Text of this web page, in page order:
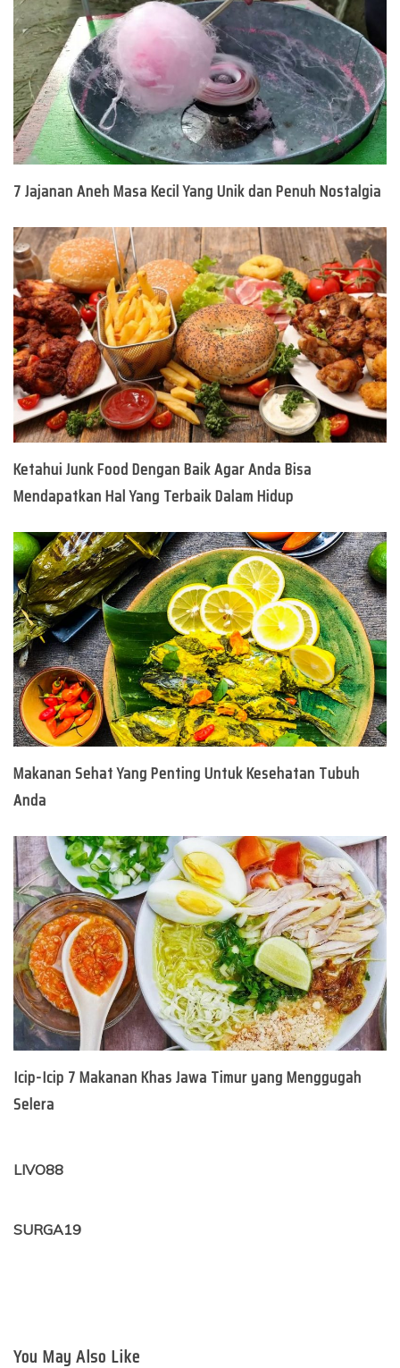
7 Jajanan Aneh Masa Kecil Yang Unik dan Penuh Nostalgia
Ketahui Junk Food Dengan Baik Agar Anda Bisa
Mendapatkan Hal Yang Terbaik Dalam Hidup
Makanan Sehat Yang Penting Untuk Kesehatan Tubuh
Anda
Icip-Icip 7 Makanan Khas Jawa Timur yang Menggugah
Selera
LIVO88
SURGA19
You May Also Like